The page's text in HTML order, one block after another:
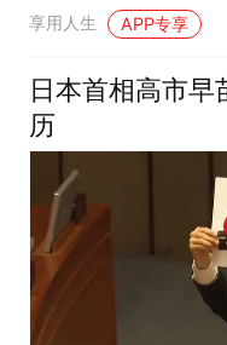
判？
享用人生 APP专享
日本首相高市早
历